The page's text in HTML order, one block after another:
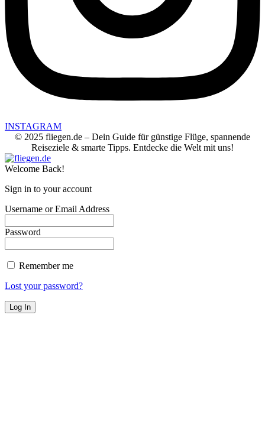
INSTAGRAM
© 2025 fliegen.de – Dein Guide für günstige Flüge, spannende
Reiseziele & smarte Tipps. Entdecke die Welt mit uns!
Welcome Back!
Sign in to your account
Username or Email Address
Password
Remember me
Lost your password?